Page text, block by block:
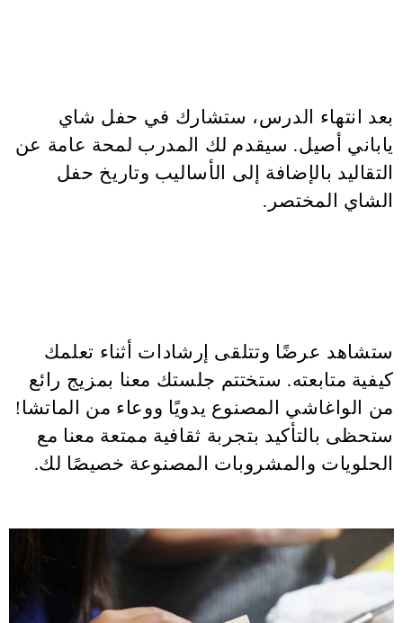
بعد انتهاء الدرس، ستشارك في حفل شاي
ياباني أصيل. سيقدم لك المدرب لمحة عامة عن
التقاليد بالإضافة إلى الأساليب وتاريخ حفل
الشاي المختصر.
ستشاهد عرضًا وتتلقى إرشادات أثناء تعلمك
كيفية متابعته. ستختتم جلستك معنا بمزيج رائع
من الواغاشي المصنوع يدويًا ووعاء من الماتشا!
ستحظى بالتأكيد بتجربة ثقافية ممتعة معنا مع
الحلويات والمشروبات المصنوعة خصيصًا لك.